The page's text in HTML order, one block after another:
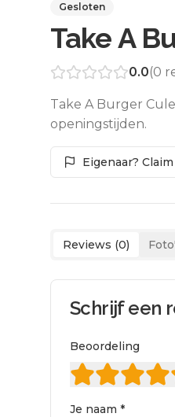
Gesloten
Take A
0.0(0
Take A Burger
openingstijden.
Eigenaar?
Reviews (0)
Schrijf een
Beoordeling
Je naam *